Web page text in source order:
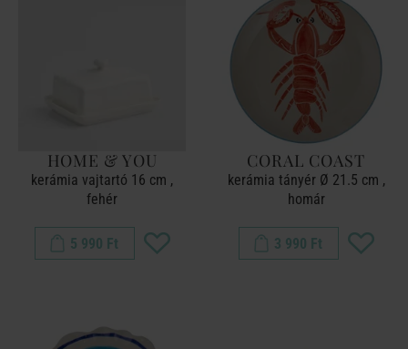
HOME & YOU
kerámia vajtartó 16 cm ,
fehér
5 990 Ft
CORAL COAST
kerámia tányér Ø 21.5 cm ,
homár
3 990 Ft